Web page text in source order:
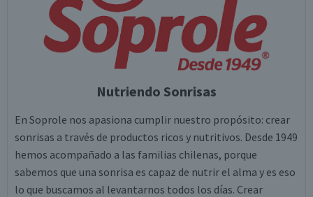
Nutriendo Sonrisas
En Soprole nos apasiona cumplir nuestro propósito: crear
sonrisas a través de productos ricos y nutritivos. Desde 1949
hemos acompañado a las familias chilenas, porque
sabemos que una sonrisa es capaz de nutrir el alma y es eso
lo que buscamos al levantarnos todos los días. Crear